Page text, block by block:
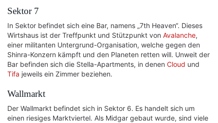
Sektor 7
In Sektor befindet sich eine Bar, namens „7th Heaven“. Dieses
Wirtshaus ist der Treffpunkt und Stützpunkt von Avalanche,
einer militanten Untergrund-Organisation, welche gegen den
Shinra-Konzern kämpft und den Planeten retten will. Unweit der
Bar befinden sich die Stella-Apartments, in denen Cloud und
Tifa jeweils ein Zimmer beziehen.
Wallmarkt
Der Wallmarkt befindet sich in Sektor 6. Es handelt sich um
einen riesiges Marktviertel. Als Midgar gebaut wurde, sind viele